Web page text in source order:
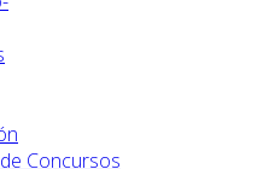
Concursos